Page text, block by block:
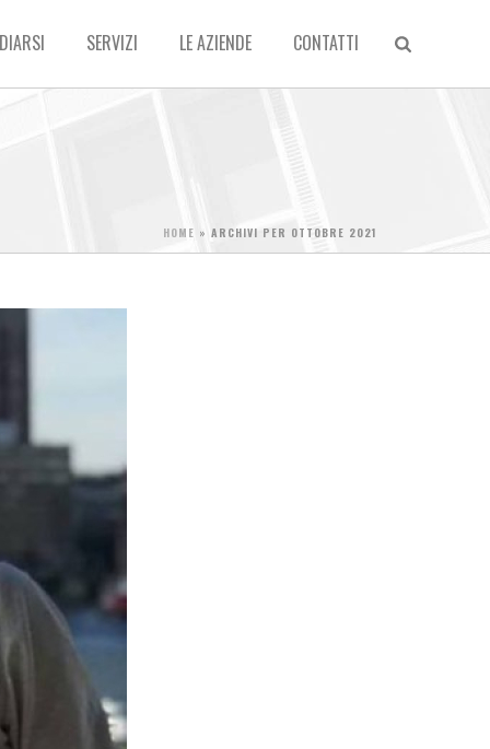
SERVIZI LE AZIENDE CONTATTI
HOME » ARCHIVI PER OTTOBRE 2021